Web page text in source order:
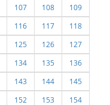
107 108
109
116 117
118
125 126
127
134 135
136
143 144
145
152 153
154